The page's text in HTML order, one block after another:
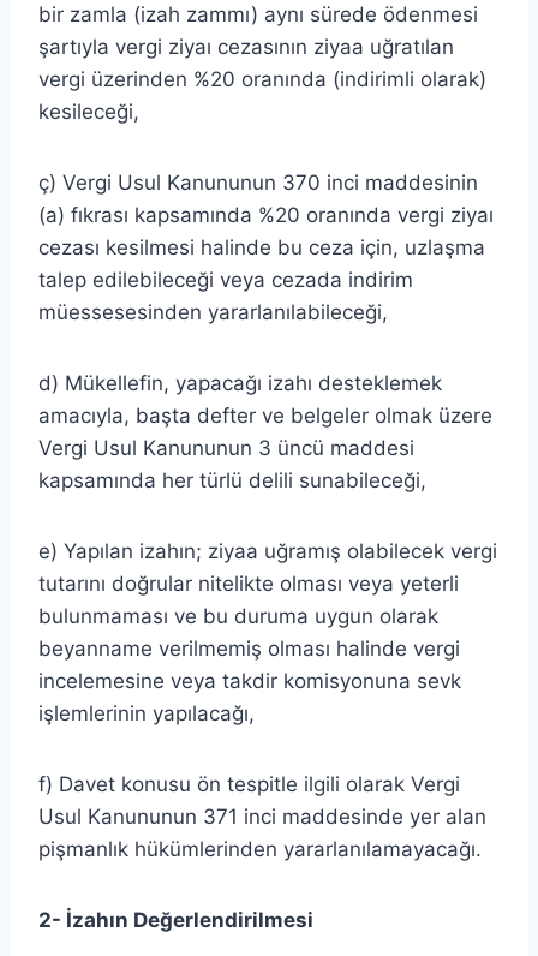
bir zamla (izah zammı) aynı sürede ödenmesi
şartıyla vergi ziyaı cezasının ziyaa uğratılan
vergi üzerinden %20 oranında (indirimli olarak)
kesileceği,
ç) Vergi Usul Kanununun 370 inci maddesinin
(a) fıkrası kapsamında %20 oranında vergi ziyaı
cezası kesilmesi halinde bu ceza için, uzlaşma
talep edilebileceği veya cezada indirim
müessesesinden yararlanılabileceği,
d) Mükellefin, yapacağı izahı desteklemek
amacıyla, başta defter ve belgeler olmak üzere
Vergi Usul Kanununun 3 üncü maddesi
kapsamında her türlü delili sunabileceği,
e) Yapılan izahın; ziyaa uğramış olabilecek vergi
tutarını doğrular nitelikte olması veya yeterli
bulunmaması ve bu duruma uygun olarak
beyanname verilmemiş olması halinde vergi
incelemesine veya takdir komisyonuna sevk
işlemlerinin yapılacağı,
f) Davet konusu ön tespitle ilgili olarak Vergi
Usul Kanununun 371 inci maddesinde yer alan
pişmanlık hükümlerinden yararlanılamayacağı.
2- İzahın Değerlendirilmesi